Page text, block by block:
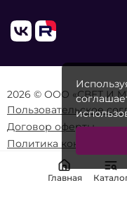
2026 © ООО «СВЕТ И
Пользовательское
Договор оферты
Политика
Главная